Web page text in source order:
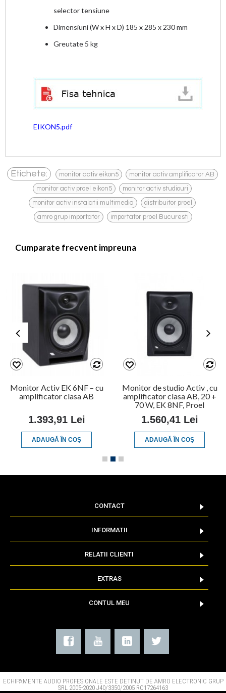
selector tensiune
Dimensiuni (W x H x D) 185 x 285 x 230 mm
Greutate 5 kg
EIKON5.pdf
Etichete: monitor activ eikon5 , monitor activ amplificator AB ,
monitor activ proel eikon5 monitor activ studiouri
monitor activ instalatii multimedia distribuitor proel
amro grup importator importator proel Bucuresti
Cumparate frecvent impreuna
Monitor Activ EK 6NF – cu
amplificator clasa AB
1.393,91 Lei
ADAUGĂ ÎN COŞ
Monitor de studio Activ , cu
amplificator clasa AB, 20 +
70 W, EK 8NF, Proel
1.560,41 Lei
ADAUGĂ ÎN COŞ
CONTACT
INFORMATII
RELATII CLIENTI
EXTRAS
CONTUL MEU
ECHIPAMENTE AUDIO PROFESIONALE ESTE DETINUT DE AMRO ELECTRONIC GRUP
SRL 2005-2020 J40/3350/2005 RO17264163